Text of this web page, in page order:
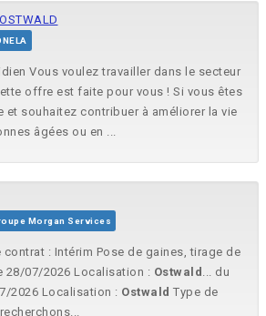
Vous voulez travailler dans le secteur
offre est faite pour vous ! Si vous êtes
et souhaitez contribuer à améliorer la vie
âgées ou en ...
Morgan Services
contrat : Intérim Pose de gaines, tirage de
07/2026 Localisation : Ostwald ... du
2026 Localisation : Ostwald Type de